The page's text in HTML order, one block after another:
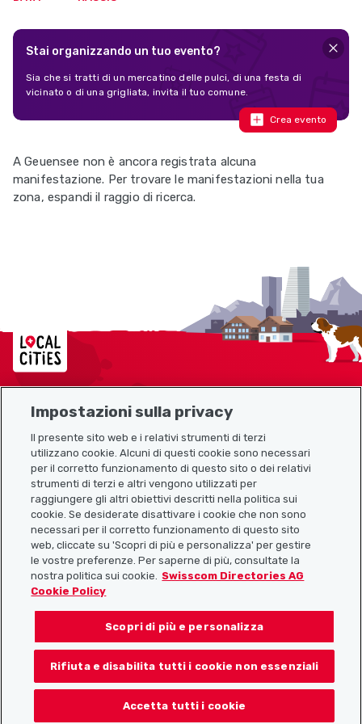
Stai organizzando un tuo evento?
Sia che si tratti di un mercatino delle pulci, di una festa di
vicinato o di una grigliata, invita il tuo comune.
Crea evento
A Geuensee non è ancora registrata alcuna
manifestazione. Per trovare le manifestazioni nella tua
zona, espandi il raggio di ricerca.
Localcities
Link utili
Scarica l’app Localcities
Seguiteci su:
Impostazioni sulla privacy
Il presente sito web e i relativi strumenti di terzi
utilizzano cookie. Alcuni di questi cookie sono necessari
per il corretto funzionamento di questo sito o dei relativi
strumenti di terzi e altri vengono utilizzati per
raggiungere gli altri obiettivi descritti nella politica sui
cookie. Se desiderate disattivare i cookie che non sono
necessari per il corretto funzionamento di questo sito
web, cliccate su 'Scopri di più e personalizza' per gestire
le vostre preferenze. Per saperne di più, consultate la
nostra politica sui cookie.
Swisscom Directories AG
Cookie Policy
Scopri di più e personalizza
Rifiuta e disabilita tutti i cookie non essenziali
Accetta tutti i cookie